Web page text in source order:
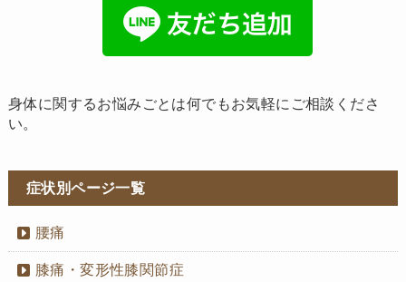
身体に関するお悩みごとは何でもお気軽にご相談くださ
い。
症状別ページ一覧
腰痛
膝痛・変形性膝関節症